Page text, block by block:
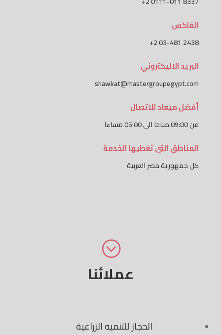
الفاكس‬
+2 03-481 2438
البريد الاليكتروني‬
shawkat@mastergroupegypt.com
أفضل ميعاد للاتصال
من 09:00 صباحا الى 05:00 مساءا
المناطق التى تغطيها الخدمة
كل جمهورية مصر العربية
;
عملائنا
الحجاز للتنميه الزراعية